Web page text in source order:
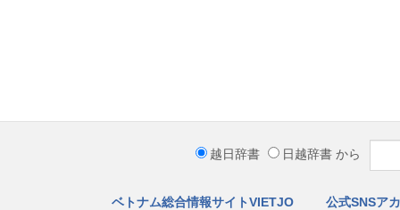
越日辞書 日越辞書 から
ベトナム総合情報サイトVIETJO 公式SNSア